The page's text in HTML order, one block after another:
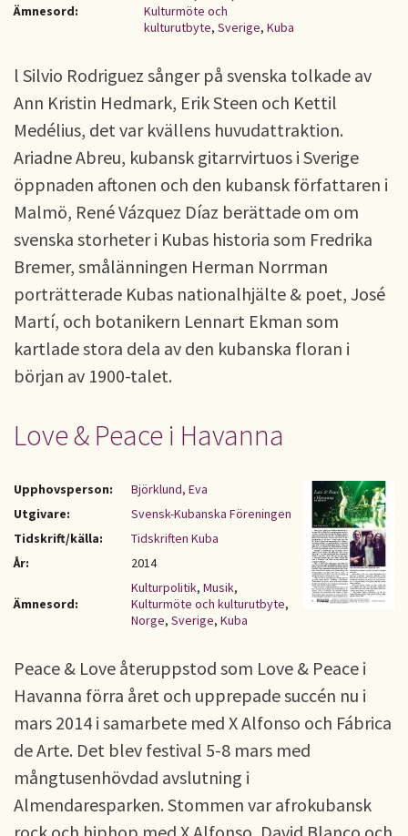
Ämnesord:
Kulturmöte och
kulturutbyte, Sverige, Kuba
l Silvio Rodriguez sånger på svenska tolkade av
Ann Kristin Hedmark, Erik Steen och Kettil
Medélius, det var kvällens huvudattraktion.
Ariadne Abreu, kubansk gitarrvirtuos i Sverige
öppnaden aftonen och den kubansk författaren i
Malmö, René Vázquez Díaz berättade om om
svenska storheter i Kubas historia som Fredrika
Bremer, smålänningen Herman Norrman
porträtterade Kubas nationalhjälte & poet, José
Martí, och botanikern Lennart Ekman som
kartlade stora dela av den kubanska floran i
början av 1900-talet.
Love & Peace i Havanna
Upphovsperson:
Björklund, Eva
Utgivare:
Svensk-Kubanska Föreningen
Tidskrift/källa:
Tidskriften Kuba
År:
2014
Ämnesord:
Kulturpolitik, Musik,
Kulturmöte och kulturutbyte,
Norge, Sverige, Kuba
Peace & Love återuppstod som Love & Peace i
Havanna förra året och upprepade succén nu i
mars 2014 i samarbete med X Alfonso och Fábrica
de Arte. Det blev festival 5-8 mars med
mångtusenhövdad avslutning i
Almendaresparken. Stommen var afrokubansk